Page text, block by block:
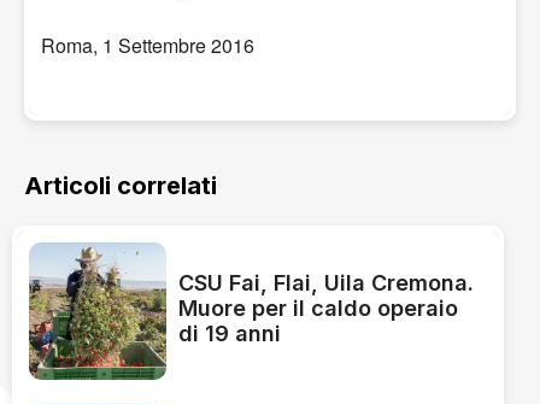
Roma, 1 Settembre 2016
Articoli correlati
CSU Fai, Flai, Uila Cremona.
Muore per il caldo operaio
di 19 anni